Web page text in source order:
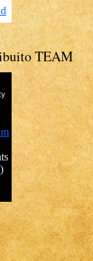
TEAM